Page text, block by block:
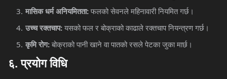
मासिक धर्म अनियमितता: फलको सेवनले महिनावारी नियमित गर्छ।
उच्च रक्तचाप: यसको फल र बोक्राको काढाले रक्तचाप नियन्त्रण गर्छ।
कृमि रोग: बोक्राको पानी खाने वा पातको रसले पेटका जुका मार्छ।
६.प्रयोग विधि